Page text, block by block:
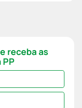
receba as